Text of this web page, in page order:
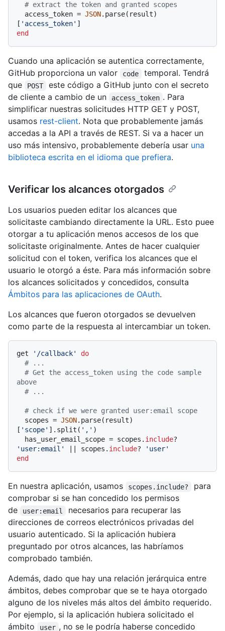
# extract the token and granted scopes
  access_token =
JSON.parse(result)
[ 'access_token'
end
Cuando una aplicación se autentica correctamente,
GitHub proporciona un valor
code
temporal. Tendrá
que
POST
este código a GitHub junto con el secreto
de cliente a cambio de un
access_token . Para
simplificar nuestras solicitudes HTTP GET y POST,
usamos rest-client. Nota que probablemente jamás
accedas a la API a través de REST. Si va a hacer un
uso más intensivo, probablemente debería usar una
biblioteca escrita en el idioma que prefiera.
Verificar los alcances otorgados
Los usuarios pueden editar los alcances que
solicitaste cambiando directamente la URL. Esto puee
otorgar a tu aplicación menos accesos de los que
solicitaste originalmente. Antes de hacer cualquier
solicitud con el token, verifica los alcances que el
usuario le otorgó a éste. Para más información sobre
los alcances solicitados y concedidos, consulta
Ámbitos para las aplicaciones de OAuth.
Los alcances que fueron otorgados se devuelven
como parte de la respuesta al intercambiar un token.
get '/callback'
do
# ...
# Get the access_token using the code sample
above
# ...
# check if we were granted user:email scope
  scopes =
JSON.parse(result)
[ 'scope' ].split( ',' )
  has_user_email_scope = scopes.
include
'user:email'
| scopes. include?
'user'
end
En nuestra aplicación, usamos scopes.include?
para
comprobar si se han concedido los permisos
de
user:email
necesarios para recuperar las
direcciones de correos electrónicos privadas del
usuario autenticado. Si la aplicación hubiera
preguntado por otros alcances, las habríamos
comprobado también.
Además, dado que hay una relación jerárquica entre
ámbitos, debes comprobar que se te haya otorgado
alguno de los niveles más altos del ámbito requerido.
Por ejemplo, si la aplicación hubiera solicitado el
ámbito
user , no se le podría haberse concedido